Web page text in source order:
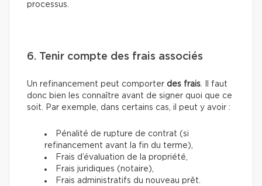
processus.
6. Tenir compte des frais associés
Un refinancement peut comporter des frais. Il faut
donc bien les connaître avant de signer quoi que ce
soit. Par exemple, dans certains cas, il peut y avoir :
Pénalité de rupture de contrat (si
refinancement avant la fin du terme),
Frais d’évaluation de la propriété,
Frais juridiques (notaire),
Frais administratifs du nouveau prêt.